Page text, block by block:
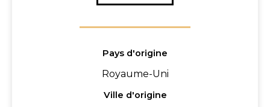
Pays d'origine
Royaume-Uni
Ville d'origine